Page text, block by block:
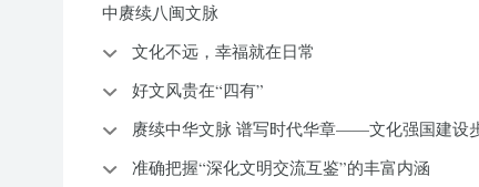
中赓续八闽文脉
文化不远，幸福就在日常
好文风贵在“四有”
赓续中华文脉 谱写时代华章——文化强国建设
准确把握“深化文明交流互鉴”的丰富内涵